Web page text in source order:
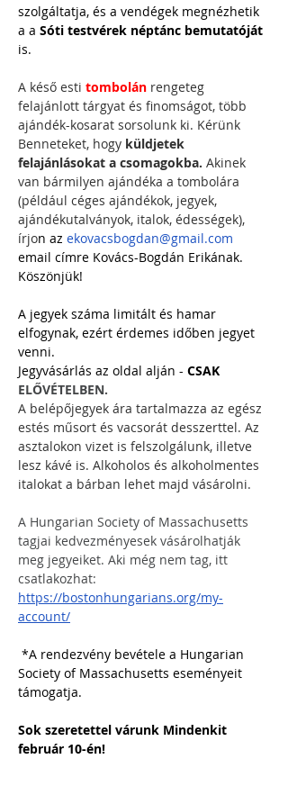
szolgáltatja, és a vendégek megnézhetik
a a Sóti testvérek néptánc bemutatóját
is.
A késő esti tombolán rengeteg
felajánlott tárgyat és finomságot, több
ajándék-kosarat sorsolunk ki. Kérünk
Benneteket, hogy küldjetek
felajánlásokat a csomagokba. Akinek
van bármilyen ajándéka a tombolára
(például céges ajándékok, jegyek,
ajándékutalványok, italok, édességek),
írjon az ekovacsbogdan@gmail.com
email címre Kovács-Bogdán Erikának.
Köszönjük!
A jegyek száma limitált és hamar
elfogynak, ezért érdemes időben jegyet
venni.
Jegyvásárlás az oldal alján - CSAK
ELŐVÉTELBEN.
A belépőjegyek ára tartalmazza az egész
estés műsort és vacsorát desszerttel. Az
asztalokon vizet is felszolgálunk, illetve
lesz kávé is. Alkoholos és alkoholmentes
italokat a bárban lehet majd vásárolni.
A Hungarian Society of Massachusetts
tagjai kedvezményesek vásárolhatják
meg jegyeiket. Aki még nem tag, itt
csatlakozhat:
https://bostonhungarians.org/my-
account/
*A rendezvény bevétele a Hungarian
Society of Massachusetts eseményeit
támogatja.
Sok szeretettel várunk Mindenkit
február 10-én!